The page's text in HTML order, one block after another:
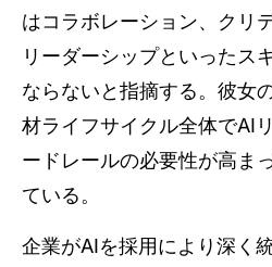
はコラボレーション、クリ
リーダーシップといったス
ならないと指摘する。彼女
材ライフサイクル全体でAI
ードレールの必要性が高ま
ている。
企業がAIを採用により深く